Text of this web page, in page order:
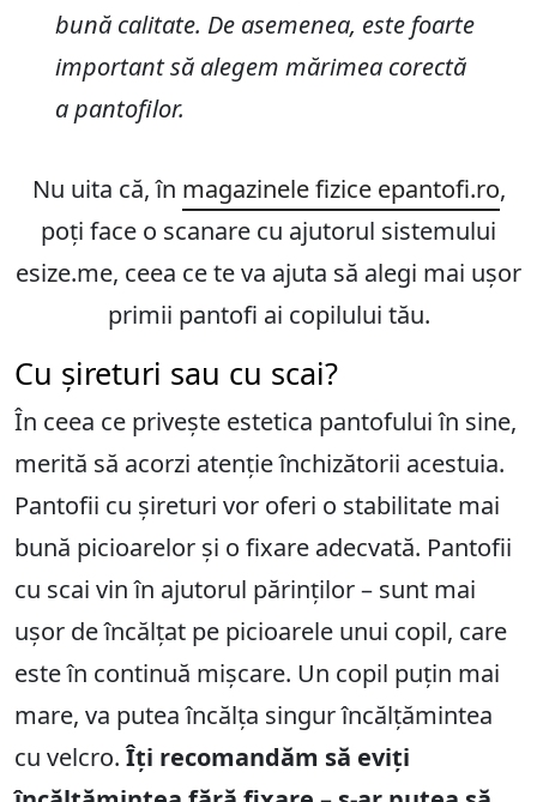
bună calitate. De asemenea, este foarte
important să alegem mărimea corectă
a pantofilor.
Nu uita că, în magazinele fizice epantofi.ro,
poți face o scanare cu ajutorul sistemului
esize.me, ceea ce te va ajuta să alegi mai ușor
primii pantofi ai copilului tău.
Cu șireturi sau cu scai?
În ceea ce privește estetica pantofului în sine,
merită să acorzi atenție închizătorii acestuia.
Pantofii cu șireturi vor oferi o stabilitate mai
bună picioarelor și o fixare adecvată. Pantofii
cu scai vin în ajutorul părinților – sunt mai
ușor de încălțat pe picioarele unui copil, care
este în continuă mișcare. Un copil puțin mai
mare, va putea încălța singur încălțămintea
cu velcro.Îți recomandăm să eviți